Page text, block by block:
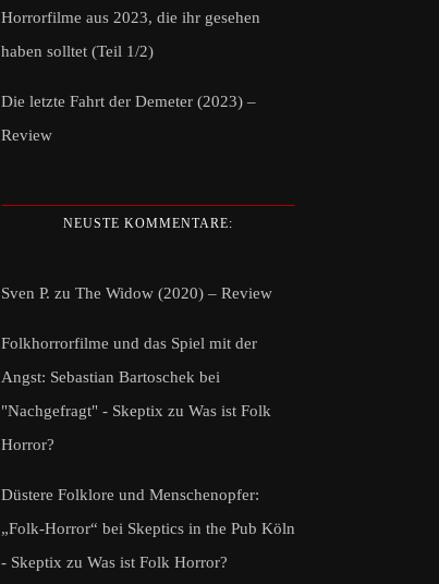
Horrorfilme aus 2023, die ihr gesehen
haben solltet (Teil 1/2)
Die letzte Fahrt der Demeter (2023) –
Review
NEUSTE KOMMENTARE:
Sven P. zu The Widow (2020) – Review
Folkhorrorfilme und das Spiel mit der
Angst: Sebastian Bartoschek bei
"Nachgefragt" - Skeptix zu Was ist Folk
Horror?
Düstere Folklore und Menschenopfer:
„Folk-Horror“ bei Skeptics in the Pub Köln
- Skeptix zu Was ist Folk Horror?